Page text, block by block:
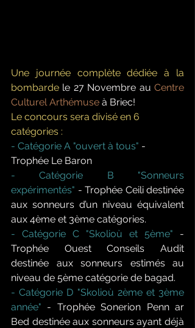
Une journée complète dédiée à la
bombarde le 27 Novembre au Centre
Culturel Arthémuse à Briec!
Le concours sera divisé en 6
catégories :
- Catégorie A "ouvert à tous" -
Trophée Le Baron
- Catégorie B "Sonneurs
expérimentés" - Trophée Ceili destinée
aux sonneurs d’un niveau équivalent
aux 4ème et 3ème catégories.
- Catégorie C "Skolioù et 5ème" -
Trophée Ouest Conseils Audit
destinée aux sonneurs estimés au
niveau de 5ème catégorie de bagad.
- Catégorie D "Skolioù 2ème et 3ème
année" - Trophée Sonerion Penn ar
Bed destinée aux sonneurs ayant déjà